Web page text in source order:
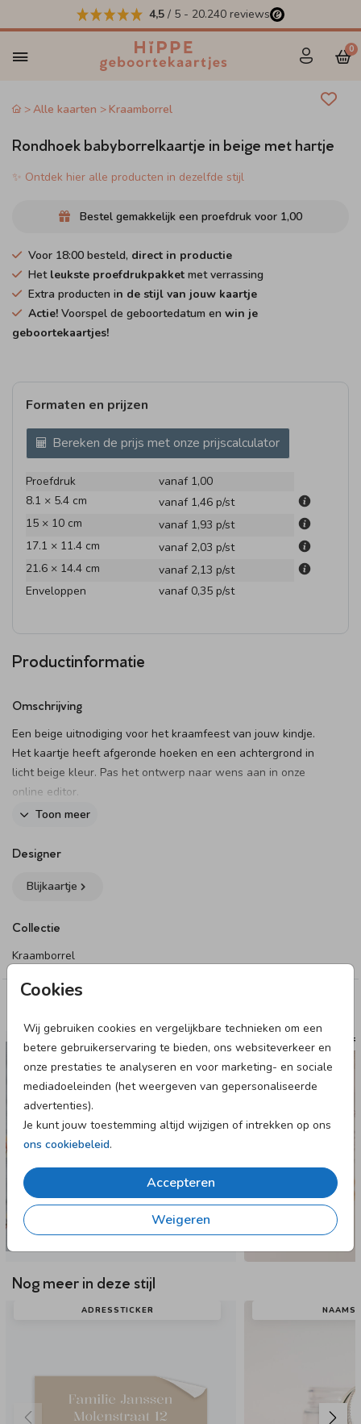
4,5 / 5 - 20.240 reviews
0
Cookies
Wij gebruiken cookies en vergelijkbare technieken om een
betere gebruikerservaring te bieden, ons websiteverkeer en
onze prestaties te analyseren en voor marketing- en sociale
mediadoeleinden (het weergeven van gepersonaliseerde
advertenties).
Je kunt jouw toestemming altijd wijzigen of intrekken op ons
ons cookiebeleid.
Accepteren
Weigeren
Alle kaarten Kraamborrel
Rondhoek babyborrelkaartje in beige met hartje
✨ Ontdek hier alle producten in dezelfde stijl
Bestel gemakkelijk een proefdruk voor 1,00
Voor 18:00 besteld, direct in productie
Het leukste proefdrukpakket met verrassing
Extra producten in de stijl van jouw kaartje
Actie! Voorspel de geboortedatum en win je
geboortekaartjes!
Formaten en prijzen
Bereken de prijs met onze prijscalculator
Proefdruk
vanaf 1,00
8.1 × 5.4 cm
vanaf 1,46 p/st
15 × 10 cm
vanaf 1,93 p/st
17.1 × 11.4 cm
vanaf 2,03 p/st
21.6 × 14.4 cm
vanaf 2,13 p/st
Enveloppen
vanaf 0,35 p/st
Productinformatie
Omschrijving
Een beige uitnodiging voor het kraamfeest van jouw kindje.
Het kaartje heeft afgeronde hoeken en een achtergrond in
licht beige kleur. Pas het ontwerp naar wens aan in onze
online editor.
Dit product maakt onderdeel uit van
Toon meer
Designer
Blijkaartje
Collectie
Kraamborrel
Nog meer in deze stijl
ADRESSTICKER